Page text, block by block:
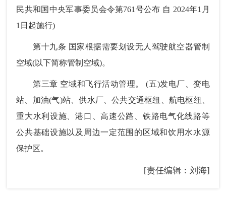
民共和国中央军事委员会令第761号公布 自 2024年1月
1日起施行)
第十九条 国家根据需要划设无人驾驶航空器管制
空域(以下简称管制空域)。
第三章 空域和飞行活动管理。 (五)发电厂、变电
站、加油(气)站、供水厂、公共交通枢纽、航电枢纽、
重大水利设施、港口、高速公路、铁路电气化线路等
公共基础设施以及周边一定范围的区域和饮用水水源
保护区。
[责任编辑：刘海]